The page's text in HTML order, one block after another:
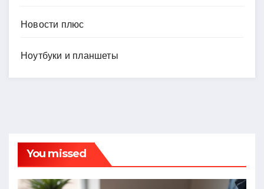
Новости плюс
Ноутбуки и планшеты
You missed